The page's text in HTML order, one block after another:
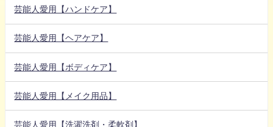
芸能人愛用【ハンドケア】
芸能人愛用【ヘアケア】
芸能人愛用【ボディケア】
芸能人愛用【メイク用品】
芸能人愛用【洗濯洗剤・柔軟剤】